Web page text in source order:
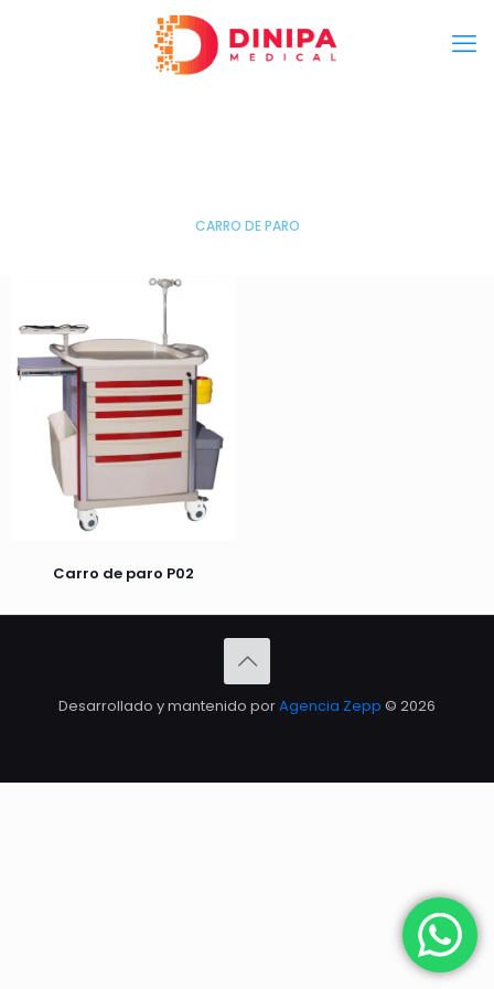
CARRO DE PARO
Carro de paro P02
Desarrollado y mantenido porAgencia Zepp © 2026